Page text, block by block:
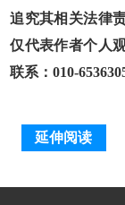
追究其相关法律
仅代表作者个人
联系：010-
延伸阅读